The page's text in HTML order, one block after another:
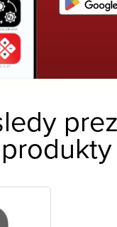
produkty